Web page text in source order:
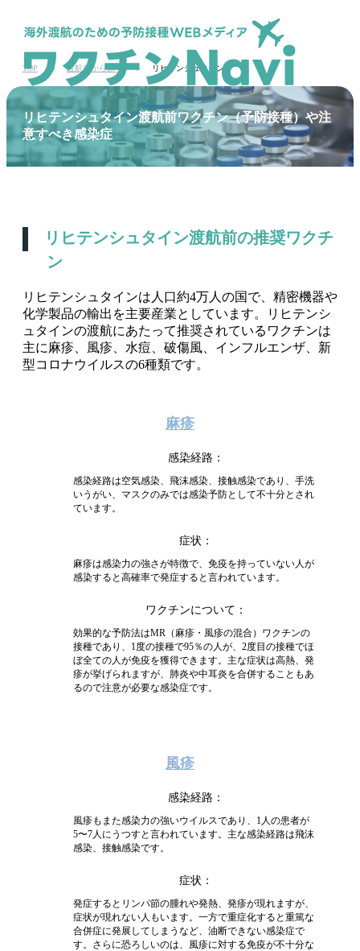
TOP 渡航先から探す リヒテンシュタイン
リヒテンシュタイン渡航前ワクチン（予防接種）や注
意すべき感染症
リヒテンシュタイン渡航前の推奨ワクチ
ン
リヒテンシュタインは人口約4万人の国で、精密機器や
化学製品の輸出を主要産業としています。リヒテンシ
ュタインの渡航にあたって推奨されているワクチンは
主に麻疹、風疹、水痘、破傷風、インフルエンザ、新
型コロナウイルスの6種類です。
麻疹
感染経路
感染経路は空気感染、飛沫感染、接触感染であり、手洗
いうがい、マスクのみでは感染予防として不十分とされ
ています。
症状
麻疹は感染力の強さが特徴で、免疫を持っていない人が
感染すると高確率で発症すると言われています。
ワクチンについて
効果的な予防法はMR（麻疹・風疹の混合）ワクチンの
接種であり、1度の接種で95％の人が、2度目の接種でほ
ぼ全ての人が免疫を獲得できます。主な症状は高熱、発
疹が挙げられますが、肺炎や中耳炎を合併することもあ
るので注意が必要な感染症です。
風疹
感染経路
風疹もまた感染力の強いウイルスであり、1人の患者が
5〜7人にうつすと言われています。主な感染経路は飛沫
感染、接触感染です。
症状
発症するとリンパ節の腫れや発熱、発疹が現れますが、
症状が現れない人もいます。一方で重症化すると重篤な
合併症に発展してしまうなど、油断できない感染症で
す。さらに恐ろしいのは、風疹に対する免疫が不十分な